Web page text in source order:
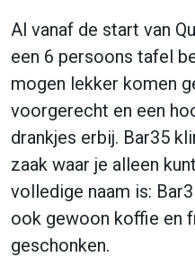
Al vanaf de start van
een 6 persoons tafel
mogen lekker komen
voorgerecht en een
drankjes erbij. Bar35
zaak waar je alleen
volledige naam is:
ook gewoon koffie en
geschonken.